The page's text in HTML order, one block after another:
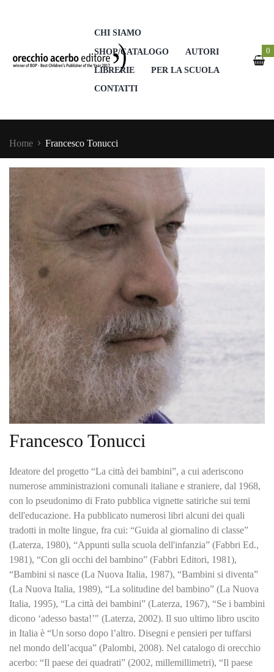
CHI SIAMO
SHOP/CATALOGO
AUTORI
LIBRERIE
PER LA SCUOLA
CONTATTI
0
Home Francesco Tonucci
Francesco Tonucci
Ideatore del progetto “La città dei bambini”, a cui aderiscono
numerose amministrazioni comunali italiane e straniere, dal 1968,
con lo pseudonimo di Frato pubblica vignette satiriche sui temi
dell'educazione. Ha pubblicato numerosi libri alcuni dei quali
tradotti in molte lingue, fra cui: “Guida al giornalino di classe”
(Laterza, 1980), “Appunti sulla scuola dell'infanzia” (Fabbri Ed.,
1981), “Con gli occhi del bambino” (Fabbri Editori, 1981),
“Bambini si nasce (La Nuova Italia, 1987), “Bambini si diventa”
(La Nuova Italia, 1989), “La solitudine del bambino” (La Nuova
Italia, 1995), “La città dei bambini” (Laterza, 1967), “Se i bambini
dicono ‘adesso basta!’" (Laterza, 2002). Il suo ultimo libro uscito
in Italia è “Un sorso dopo l’altro. Disegni e pensieri per tuffarsi
nel mondo dell’acqua” (Palombi, 2008). Nel catalogo di orecchio
acerbo: “Il paese dei quadrati” (2002, millemillimetri), “Il paese